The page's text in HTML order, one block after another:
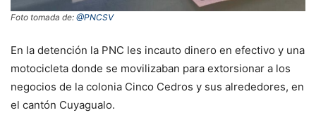
Foto tomada de: @PNCSV
En la detención la PNC les incauto dinero en efectivo y una
motocicleta donde se movilizaban para extorsionar a los
negocios de la colonia Cinco Cedros y sus alrededores, en
el cantón Cuyagualo.